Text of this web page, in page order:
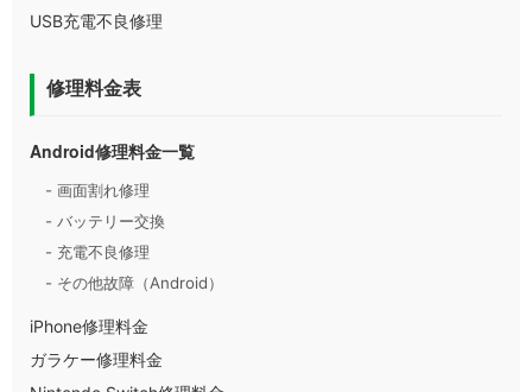
USB充電不良修理
修理料金表
Android修理料金一覧
- 画面割れ修理
- バッテリー交換
- 充電不良修理
- その他故障（Android）
iPhone修理料金
ガラケー修理料金